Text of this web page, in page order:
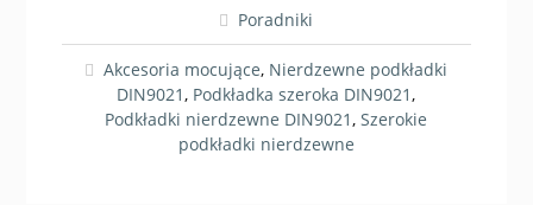
Poradniki
Akcesoria mocujące, Nierdzewne podkładki
DIN9021, Podkładka szeroka DIN9021,
Podkładki nierdzewne DIN9021,Szerokie
podkładki nierdzewne